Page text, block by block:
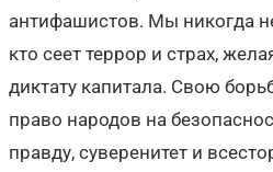
антифашистов. Мы никогда
кто сеет террор и страх,
диктату капитала. Свою
право народов на
правду, суверенитет и